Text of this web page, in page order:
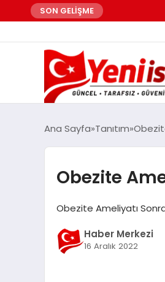
SON GELİŞME
Ana Sayfa Tanıtım
Obezite
Obezite Ameliyatı
Haber Merkezi
16 Aralık 2022